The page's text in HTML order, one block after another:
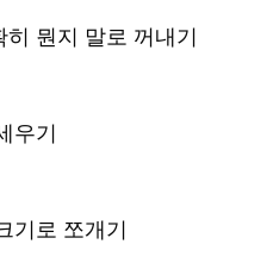
뭔지 말로 꺼내기
우기
기로 쪼개기